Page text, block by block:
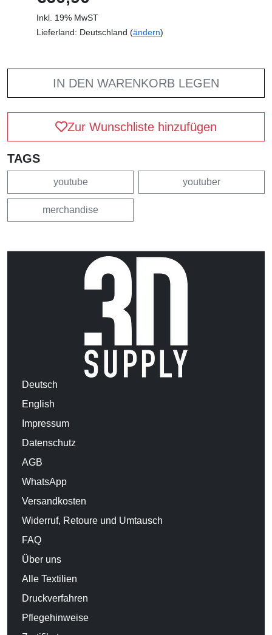
Inkl. 19% MwST
Lieferland: Deutschland (ändern)
IN DEN WARENKORB LEGEN
Zur Wunschliste hinzufügen
TAGS
youtube youtuber
merchandise
Deutsch
English
Impressum
Datenschutz
AGB
WhatsApp
Versandkosten
Widerruf, Retoure und Umtausch
FAQ
Über uns
Alle Textilien
Druckverfahren
Pflegehinweise